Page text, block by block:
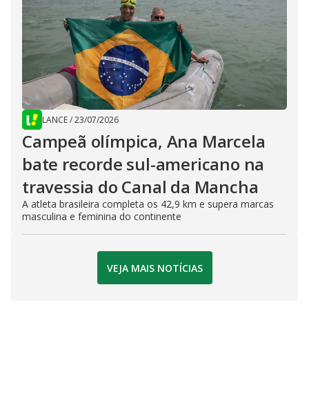
LANCE/23/07/2026
Campeã olímpica, Ana Marcela
bate recorde sul-americano na
travessia do Canal da Mancha
A atleta brasileira completa os 42,9 km e supera marcas
masculina e feminina do continente
VEJA MAIS NOTÍCIAS